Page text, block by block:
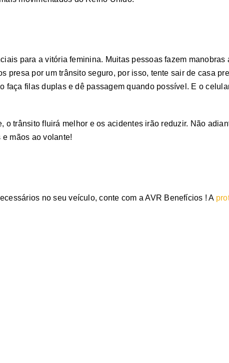
para a vitória feminina. Muitas pessoas fazem
presa por um trânsito seguro, por isso, tente sair de casa
faça filas duplas e dê passagem quando possível. E o
o trânsito fluirá melhor e os acidentes irão reduzir. Não
mãos ao volante!
no seu veículo, conte com a AVR Benefícios ! A